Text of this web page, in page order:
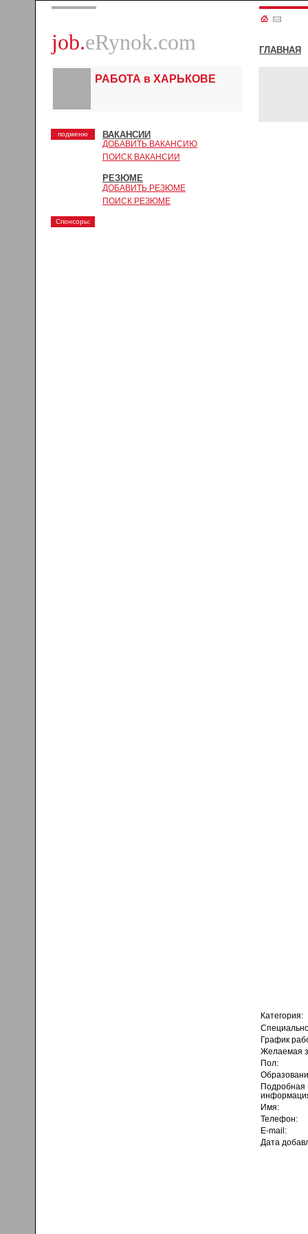
job.eRynok.com ГЛАВНАЯ
РАБОТА в ХАРЬКОВЕ
подменю ВАКАНСИИ
ДОБАВИТЬ ВАКАНСИЮ
ПОИСК ВАКАНСИИ
РЕЗЮМЕ
ДОБАВИТЬ РЕЗЮМЕ
ПОИСК РЕЗЮМЕ
Спонсоры:
Категория:
График
Желаемая
Пол:
Подробная
Имя:
Телефон:
E-mail:
Дата